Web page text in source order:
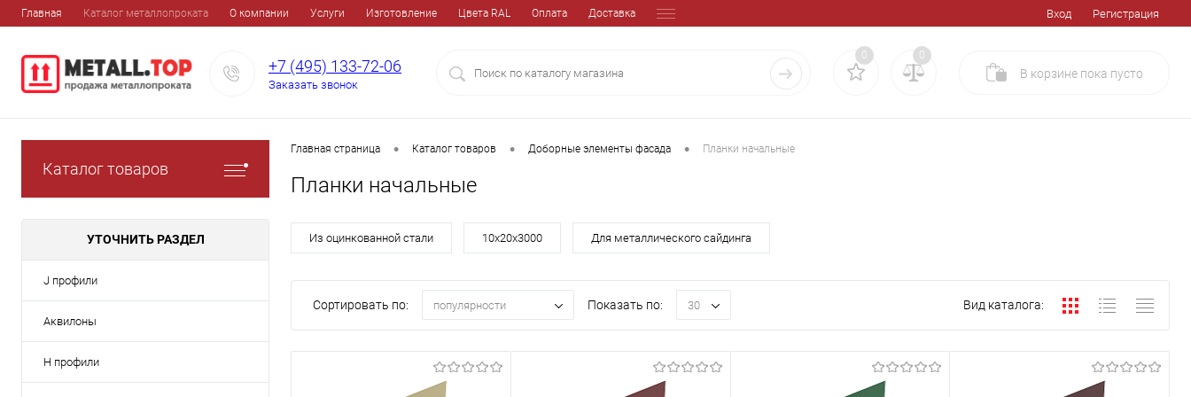
Главная Каталог металлопроката О компании Услуги Изготовление Цвета RAL Оплата Доставка Вход Регистрация
+7 (495) 133-72-06
Заказать звонок
0 0
В корзине пока пусто
Каталог товаров
УТОЧНИТЬ РАЗДЕЛ
J профили
Аквилоны
Н профили
Главная страница • Каталог товаров • Доборные элементы фасада • Планки начальные
Планки начальные
Из оцинкованной стали 10х20х3000 Для металлического сайдинга
Сортировать по: популярности Показать по: 30 Вид каталога: